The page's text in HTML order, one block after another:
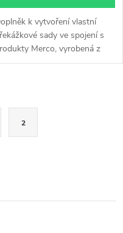
k vytvoření vlastní
sady ve spojení s
Merco, vyrobená z
2